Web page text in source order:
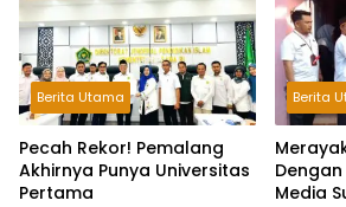
Berita Utama
Pecah Rekor! Pemalang
Akhirnya Punya Universitas
Pertama
Berita
Media